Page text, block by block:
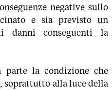
negative sullo
e sia previsto un
danni conseguenti la
parte la condizione che
soprattutto alla luce della